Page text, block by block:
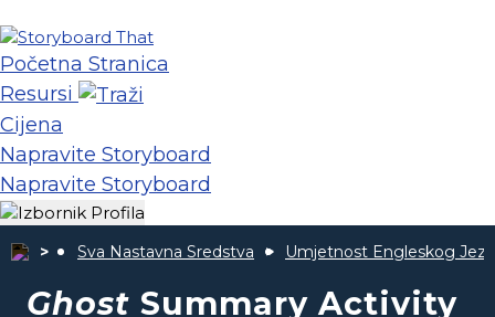
Početna Stranica
Resursi
Cijena
Napravite Storyboard
Napravite Storyboard
Sva Nastavna Sredstva Umjetnost Engleskog
Ghost Summary Activity